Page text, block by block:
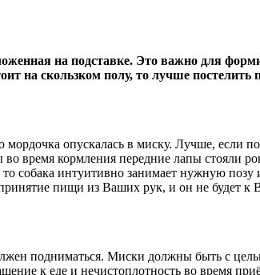
на подставке. Это важно для
на скользком полу, то лучше
опускалась в миску. Лучше, если
время кормления передние лапы стояли
собака интуитивно занимает нужную
пищи из Ваших рук, и он не будет
подниматься. Миски должны быть с
к еде и нечистоплотность во время